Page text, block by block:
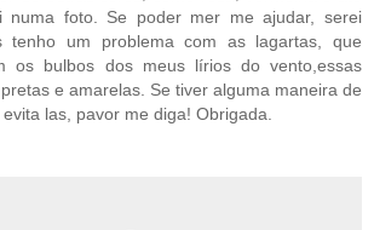
numa foto. Se poder mer me ajudar, serei
tenho um problema com as lagartas, que
os bulbos dos meus lírios do vento,essas
e amarelas. Se tiver alguma maneira de
las, pavor me diga! Obrigada.